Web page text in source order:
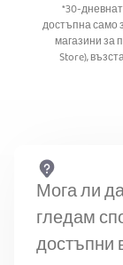
*30-
достъпна само
магазини за
Store),
Мога ли
гледам
достъпни